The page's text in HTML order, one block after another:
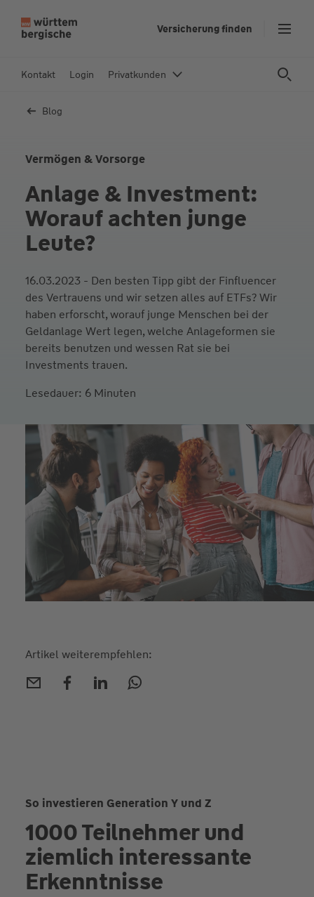
In
Versicherung finden
Kontakt Login Privatkunden
Blog
Vermögen & Vorsorge
Anlage & Investment:
Worauf achten junge
Leute?
16.03.2023 - Den besten Tipp gibt der Finfluencer
des Vertrauens und wir setzen alles auf ETFs? Wir
haben erforscht, worauf junge Menschen bei der
Geldanlage Wert legen, welche Anlageformen sie
bereits benutzen und wessen Rat sie bei
Investments trauen.
Lesedauer: 6 Minuten
Artikel weiterempfehlen:
So investieren Generation Y und Z
1000 Teilnehmer und
ziemlich interessante
Erkenntnisse
Themen &
Kriterien
Männer